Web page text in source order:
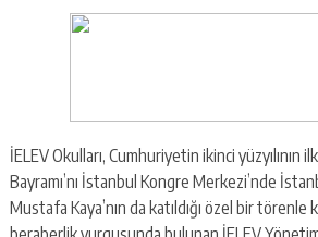
İELEV Okulları, Cumhuriyetin ikinci yüzyılının
Bayramı’nı İstanbul Kongre Merkezi’nde
Mustafa Kaya’nın da katıldığı özel bir törenle